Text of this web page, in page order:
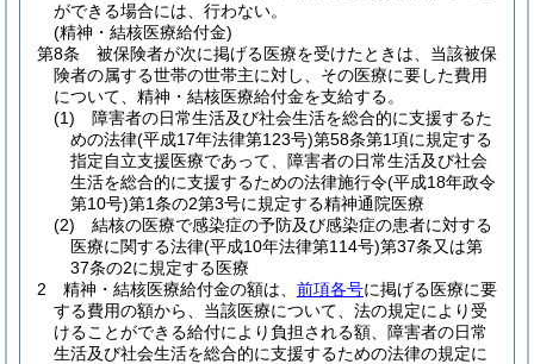
ができる場合には、行わない。
(精神・結核医療給付金)
第8条
被保険者が次に掲げる医療を受けたときは、当該被保
険者の属する世帯の世帯主に対し、その医療に要した費用
について、精神・結核医療給付金を支給する。
(1)
障害者の日常生活及び社会生活を総合的に支援するた
めの法律(平成17年法律第123号)第58条第1項に規定する
指定自立支援医療であって、障害者の日常生活及び社会
生活を総合的に支援するための法律施行令(平成18年政令
第10号)第1条の2第3号に規定する精神通院医療
(2)
結核の医療で感染症の予防及び感染症の患者に対する
医療に関する法律(平成10年法律第114号)第37条又は第
37条の2に規定する医療
2
精神・結核医療給付金の額は、 前項各号に掲げる医療に要
する費用の額から、当該医療について、法の規定により受
けることができる給付により負担される額、障害者の日常
生活及び社会生活を総合的に支援するための法律の規定に